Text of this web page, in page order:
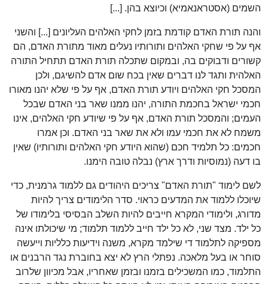
השמים (אסטראנאמיא) וכיוצא בהן. [...]
והנה תורת האדם קודמת בזמן לחקי האלהים העליונים [...] והשני
אף על פי שחקי האלהים ותורותיו נעלים מאוד מתורת האדם, הם
קשורים ודבוקים בה, ובמקום שתכלה תורת האדם תתחיל התורה
האלהית ותגד לנו דברים שאין בכח שום אדם להשיגם, ולכן
המסכל חקי האלהים ויודע תורת האדם, אף על פי שלא יהנו מאורו
חכמי ישראל בחכמת התורה, יהנו ממנו שאר בני האדם שבכל
העמים; והמסכל תורת האדם, אף על פי שיודע חקי האלהים, אינו
משמח לא את חכמי עמו ולא את שאר בני האדם. וכן אמרו
חכמים: כל תלמיד חכם (שהוא היודע חקי האלהים ותורותיו) שאין
בו דעה (נמוסיות ודרך ארץ) נבלה טובה הימנו.
לשם לימוד "תורת האדם" צריכים היהודים גם ללמוד גרמנית, כדי
שיוכלו ללמוד את המדעים כראוי. סדר הלימודים צריך להיות
מדורג, ולימודי המקרא חייבים להיות השלב הבסיסי בלימודו של
כל ילד. מצד שני, לא כל ילד חייב ללמוד תלמוד; מי שיכולתו אינה
מספיקה לתלמוד די שילמד מקרא, משנה וידיעות כלליות וייעשה
סוחר או בעל מלאכה. נפתלי הרץ לא יצא בחוברת נגד הרבנים או
התלמוד, כמו המשכילים בזמנו ובזמן שאחריו, אבל מכיוון שלרוב